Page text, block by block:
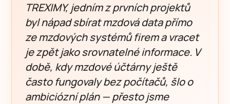
TREXIMY, jedním z prvních projektů
byl nápad sbírat mzdová data přímo
ze mzdových systémů firem a vracet
je zpět jako srovnatelné informace. V
době, kdy mzdové účtárny ještě
často fungovaly bez počítačů, šlo o
ambiciózní plán — přesto jsme